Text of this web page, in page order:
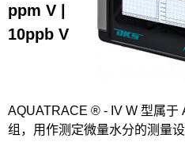
ppm V |
10ppb V
AQUATRACE ® - IV W 型属于
组，用作测定微量水分的测量设